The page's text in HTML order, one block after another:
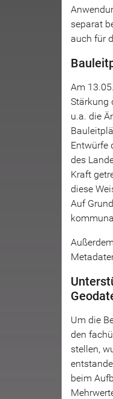
separat
auch für
Am
Stärkung
u.a. die
Entwürfe
des
Kraft
diese
Auf
Um die
den
stellen,
beim